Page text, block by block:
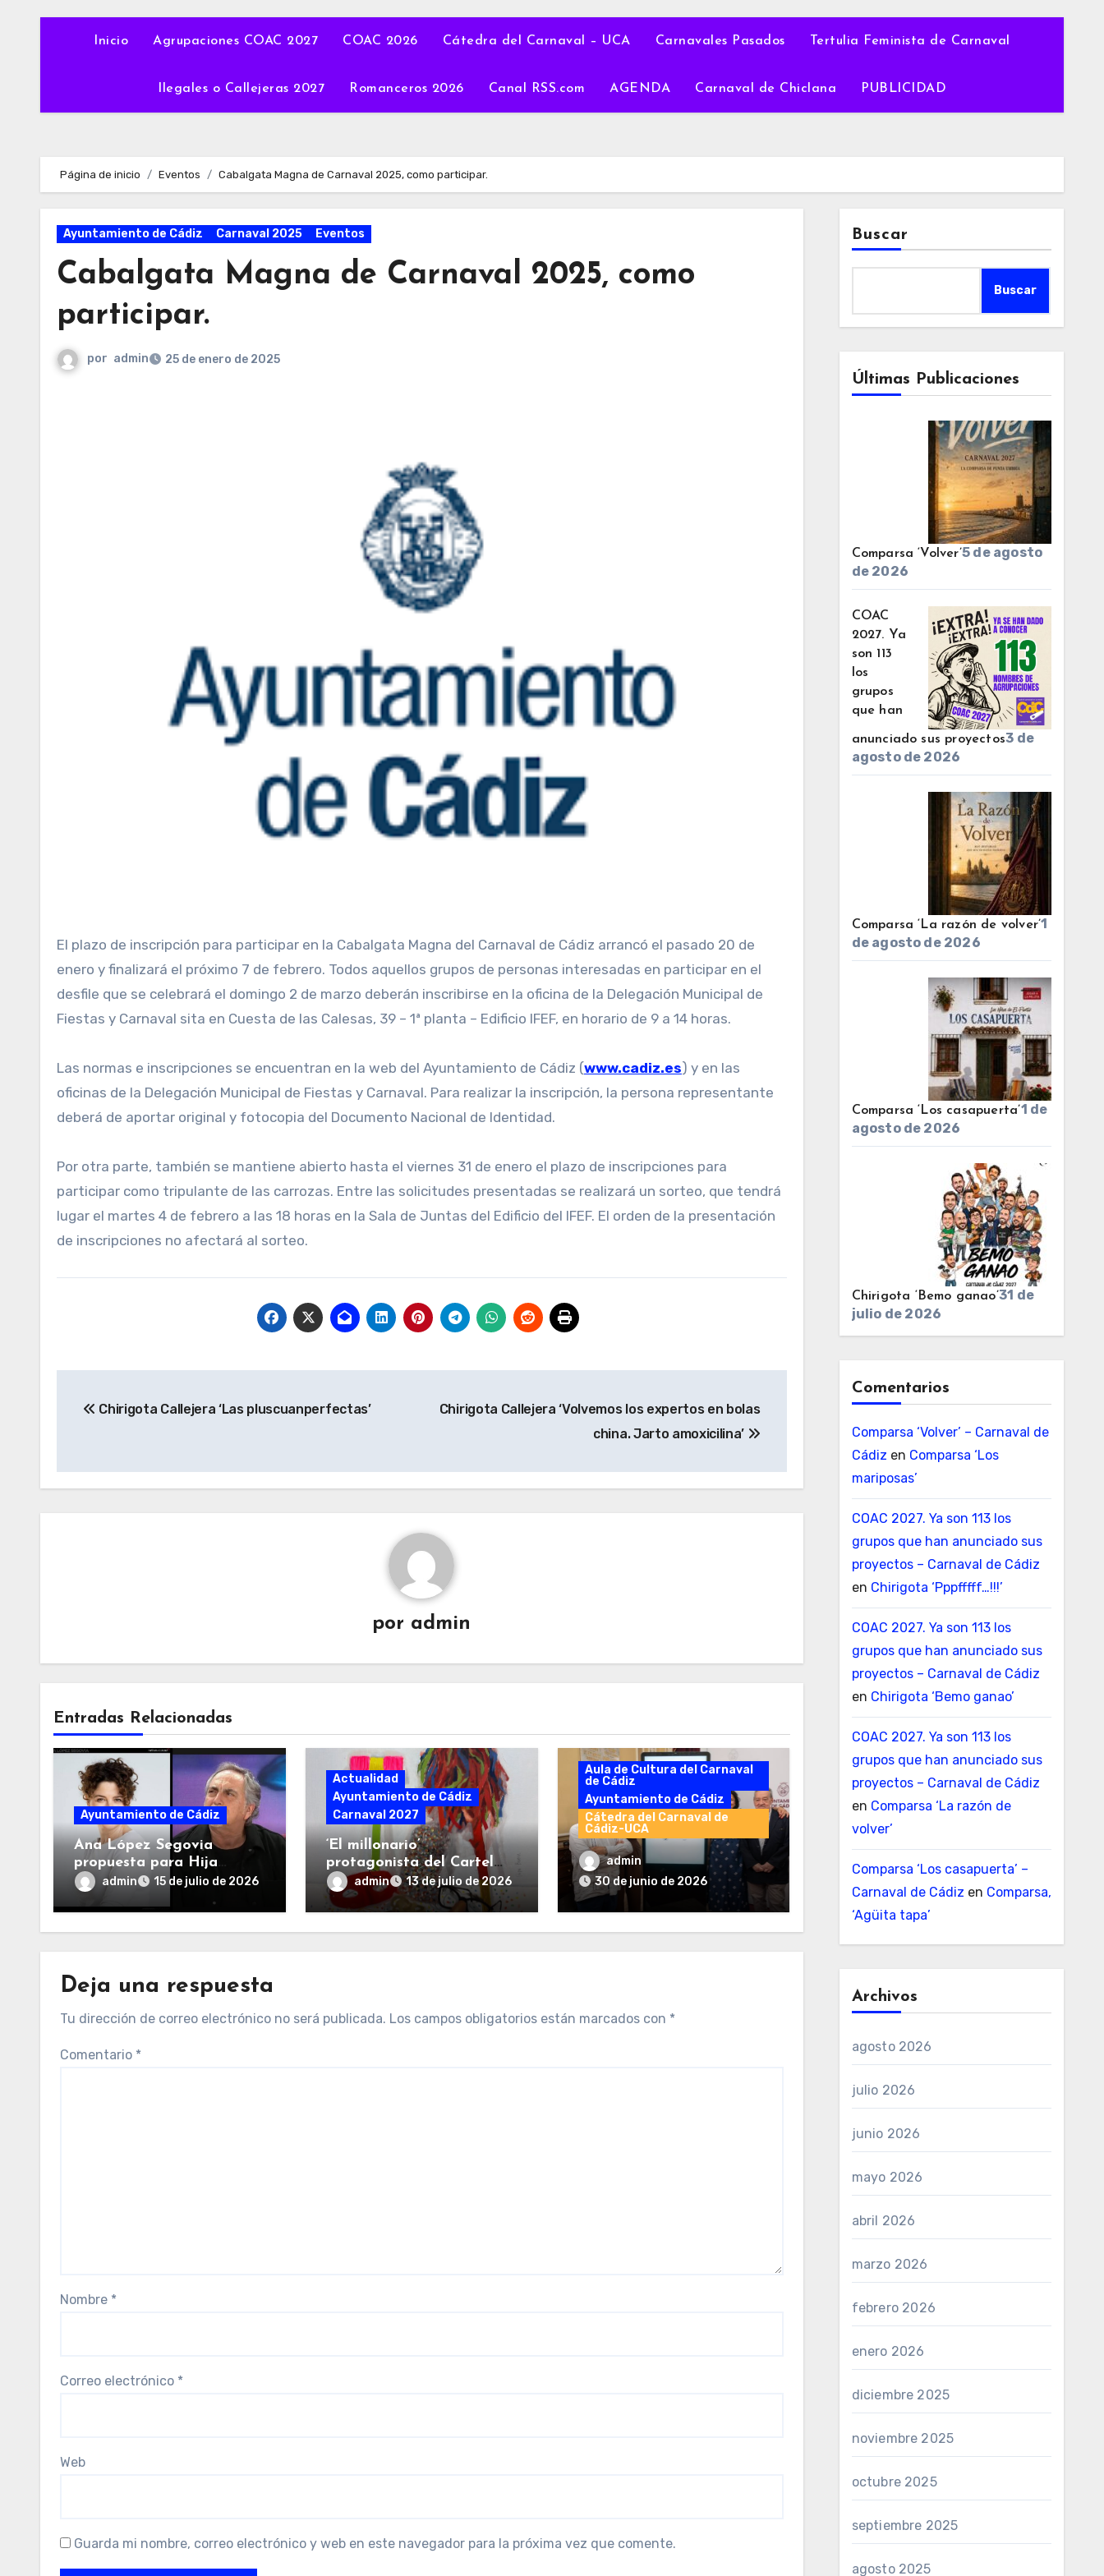
Inicio Agrupaciones COAC 2027 COAC 2026 Cátedra del Carnaval – UCA Carnavales Pasados Tertulia Feminista de Carnaval
Ilegales o Callejeras 2027 Romanceros 2026 Canal RSS.com AGENDA Carnaval de Chiclana PUBLICIDAD
Página de inicio Eventos Cabalgata Magna de Carnaval 2025, como participar.
Ayuntamiento de Cádiz Carnaval 2025 Eventos
Cabalgata Magna de Carnaval 2025, como
participar.
por admin 25 de enero de 2025
El plazo de inscripción para participar en la Cabalgata Magna del Carnaval de Cádiz arrancó el pasado 20 de
enero y finalizará el próximo 7 de febrero. Todos aquellos grupos de personas interesadas en participar en el
desfile que se celebrará el domingo 2 de marzo deberán inscribirse en la oficina de la Delegación Municipal de
Fiestas y Carnaval sita en Cuesta de las Calesas, 39 – 1ª planta – Edificio IFEF, en horario de 9 a 14 horas.
Las normas e inscripciones se encuentran en la web del Ayuntamiento de Cádiz (www.cadiz.es) y en las
oficinas de la Delegación Municipal de Fiestas y Carnaval. Para realizar la inscripción, la persona representante
deberá de aportar original y fotocopia del Documento Nacional de Identidad.
Por otra parte, también se mantiene abierto hasta el viernes 31 de enero el plazo de inscripciones para
participar como tripulante de las carrozas. Entre las solicitudes presentadas se realizará un sorteo, que tendrá
lugar el martes 4 de febrero a las 18 horas en la Sala de Juntas del Edificio del IFEF. El orden de la presentación
de inscripciones no afectará al sorteo.
de
Chirigota Callejera ‘Las pluscuanperfectas’
Chirigota Callejera ‘Volvemos los expertos en bolas
china. Jarto amoxicilina’
por admin
Entradas Relacionadas
Ayuntamiento de Cádiz
Ana López Segovia
propuesta para Hija
Adoptiva de Cádiz y ‘El
admin 15 de julio de 2026
Actualidad
Ayuntamiento de Cádiz
Carnaval 2027
‘El millonario’
protagonista del Cartel
Oficial del Carnaval de
Cádiz 2027
admin 13 de julio de 2026
Aula de Cultura del Carnaval
de Cádiz
Ayuntamiento de Cádiz
Cátedra del Carnaval de
Cádiz-UCA
Nace el premio
internacional sobre el
estudio del Carnaval
admin
30 de junio de 2026
Deja una respuesta
Tu dirección de correo electrónico no será publicada. Los campos obligatorios están marcados con *
Comentario *
Nombre *
Correo electrónico *
Web
Guarda mi nombre, correo electrónico y web en este navegador para la próxima vez que comente.
Buscar
Buscar
Últimas Publicaciones
Comparsa ‘Volver’5 de agosto
de 2026
COAC
2027. Ya
son 113
los
grupos
que han
anunciado sus proyectos3 de
agosto de 2026
Comparsa ‘La razón de volver’1
de agosto de 2026
Comparsa ‘Los casapuerta’1 de
agosto de 2026
Chirigota ‘Bemo ganao’31 de
julio de 2026
Comentarios
Comparsa ‘Volver’ – Carnaval de
Cádiz en Comparsa ‘Los
mariposas’
COAC 2027. Ya son 113 los
grupos que han anunciado sus
proyectos – Carnaval de Cádiz
en Chirigota ‘Pppfffff…!!!’
COAC 2027. Ya son 113 los
grupos que han anunciado sus
proyectos – Carnaval de Cádiz
en Chirigota ‘Bemo ganao’
COAC 2027. Ya son 113 los
grupos que han anunciado sus
proyectos – Carnaval de Cádiz
en Comparsa ‘La razón de
volver’
Comparsa ‘Los casapuerta’ –
Carnaval de Cádiz en Comparsa,
‘Agüita tapa’
Archivos
agosto 2026
julio 2026
junio 2026
mayo 2026
abril 2026
marzo 2026
febrero 2026
enero 2026
diciembre 2025
noviembre 2025
octubre 2025
septiembre 2025
agosto 2025